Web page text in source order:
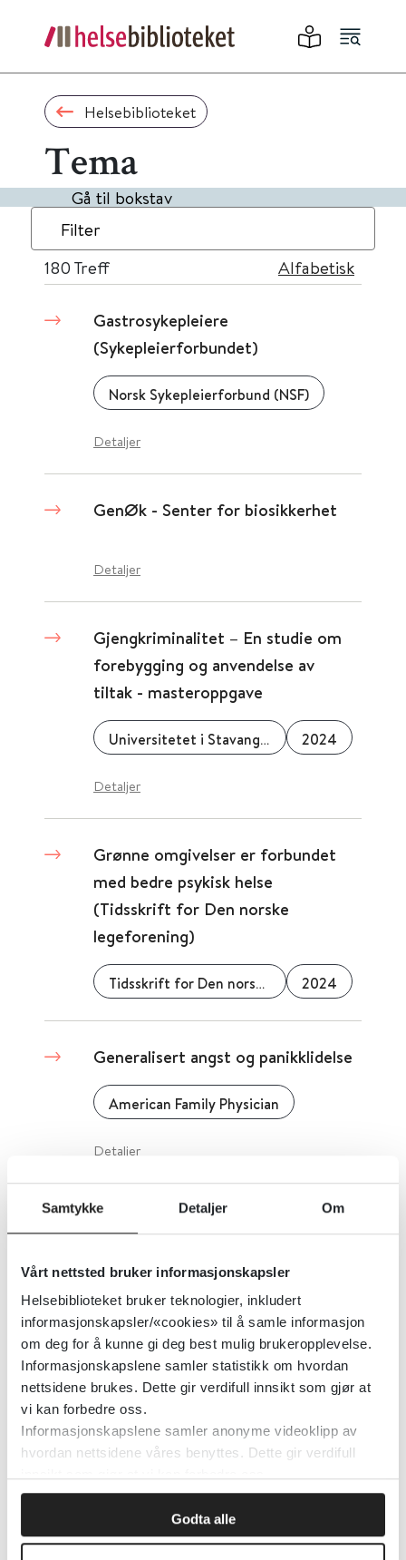
Samtykke Detaljer Om
Vårt nettsted bruker informasjonskapsler
Helsebiblioteket bruker teknologier, inkludert
informasjonskapsler/«cookies» til å samle informasjon
om deg for å kunne gi deg best mulig brukeropplevelse.
Informasjonskapslene samler statistikk om hvordan
nettsidene brukes. Dette gir verdifull innsikt som gjør at
vi kan forbedre oss.
Informasjonskapslene samler anonyme videoklipp av
hvordan nettsidene våres benyttes. Dette gir verdifull
Godta alle
Helsebiblioteket
Tema
Gå til bokstav
Filter
180 Treff Alfabetisk
Gastrosykepleiere
(Sykepleierforbundet)
Norsk Sykepleierforbund (NSF)
Detaljer
GenØk - Senter for biosikkerhet
Detaljer
Gjengkriminalitet – En studie om
forebygging og anvendelse av
tiltak - masteroppgave
Universitetet i Stavanger 2024
Detaljer
Grønne omgivelser er forbundet
med bedre psykisk helse
(Tidsskrift for Den norske
legeforening)
Tidsskrift for Den norske legeforening 2024
Generalisert angst og panikklidelse
American Family Physician
Detaljer
Geografiske forskjeller
Senter for omsorgsforskning
Geografiske forskjeller i
kommunal eldreomsorg i Norge
Geographical differences in
municipal elder care in Norway